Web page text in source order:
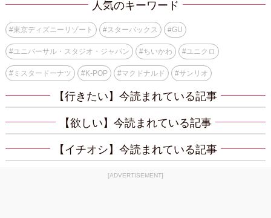
人気のキーワード
#東京ディズニーリゾート #スターバックス #GU
#ユニバーサル・スタジオ・ジャパン #ちいかわ #ユニクロ
#ミスタードーナツ #K-POP #マクドナルド #サンリオ
【行きたい】今読まれている記事
【欲しい】今読まれている記事
【イチオシ】今読まれている記事
[ADVERTISEMENT]